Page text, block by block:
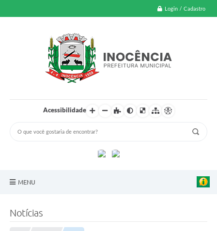
Login / Cadastro
Acessibilidade
MENU
Notícias